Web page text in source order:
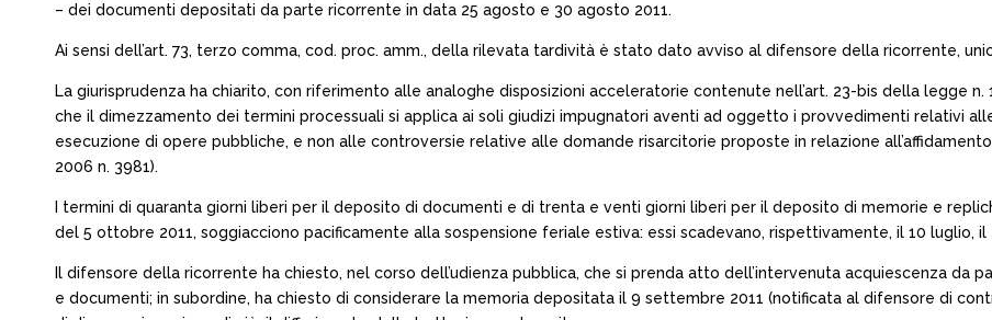
– dei documenti depositati da parte ricorrente in data 25 agosto e 30 agosto 2011.
Ai sensi dell’art. 73, terzo comma, cod. proc. amm., della rilevata tardività è stato dato avviso al difensore della ricorrente,
La giurisprudenza ha chiarito, con riferimento alle analoghe disposizioni acceleratorie contenute nell’art. 23-bis della legge n.
che il dimezzamento dei termini processuali si applica ai soli giudizi impugnatori aventi ad oggetto i provvedimenti relativi
esecuzione di opere pubbliche, e non alle controversie relative alle domande risarcitorie proposte in relazione
2006 n. 3981).
I termini di quaranta giorni liberi per il deposito di documenti e di trenta e venti giorni liberi per il deposito di memorie e
del 5 ottobre 2011, soggiacciono pacificamente alla sospensione feriale estiva: essi scadevano, rispettivamente, il 10 luglio, il
Il difensore della ricorrente ha chiesto, nel corso dell’udienza pubblica, che si prenda atto dell’intervenuta acquiescenza
e documenti; in subordine, ha chiesto di considerare la memoria depositata il 9 settembre 2011 (notificata al difensore di